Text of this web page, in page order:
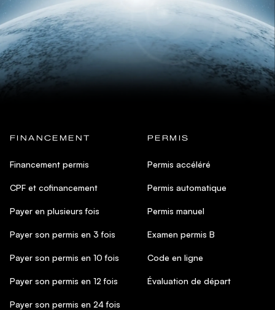
FINANCEMENT
Financement permis
CPF et cofinancement
Payer en plusieurs fois
Payer son permis en 3 fois
Payer son permis en 10 fois
Payer son permis en 12 fois
Payer son permis en 24 fois
PERMIS
Permis accéléré
Permis automatique
Permis manuel
Examen permis B
Code en ligne
Évaluation de départ